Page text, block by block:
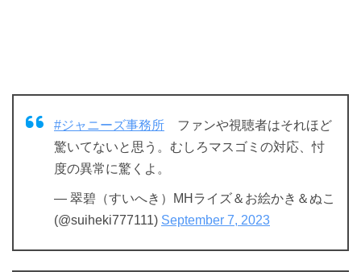
#ジャニーズ事務所 ファンや視聴者はそれほど
驚いてないと思う。むしろマスゴミの対応、忖
度の異常に驚くよ。
— 翠碧（すいへき）MHライズ＆お絵かき＆ぬこ
(@suiheki777111) September 7, 2023